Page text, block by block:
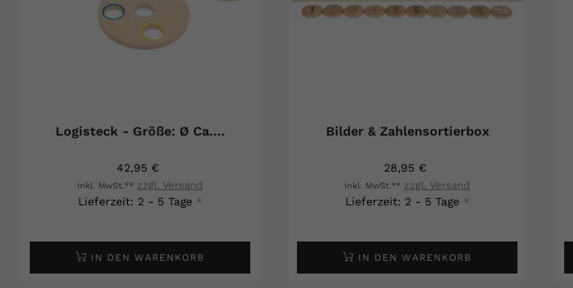
Logisteck - Größe: Ø Ca....
42,95 €
inkl. MwSt.** zzgl. Versand
Lieferzeit: 2 - 5 Tage *
IN DEN WARENKORB
Bilder & Zahlensortierbox
28,95 €
inkl. MwSt.** zzgl. Versand
Lieferzeit: 2 - 5 Tage *
IN DEN WARENKORB